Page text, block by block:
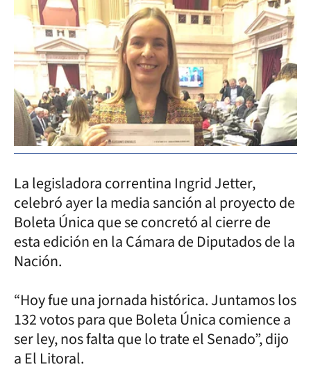
La legisladora correntina Ingrid Jetter,
celebró ayer la media sanción al proyecto de
Boleta Única que se concretó al cierre de
esta edición en la Cámara de Diputados de la
Nación.
“Hoy fue una jornada histórica. Juntamos los
132 votos para que Boleta Única comience a
ser ley, nos falta que lo trate el Senado”, dijo
a El Litoral.